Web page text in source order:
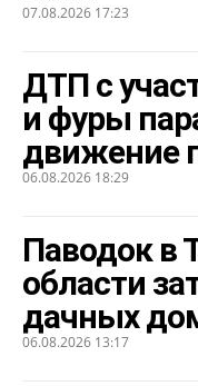
07.08.2026 17:23
ДТП с
и фуры
движение
06.08.2026 18:29
Паводок в
области
дачных
06.08.2026 13:17